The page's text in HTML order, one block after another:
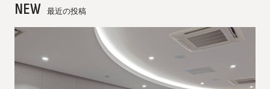
NEW 最近の投稿